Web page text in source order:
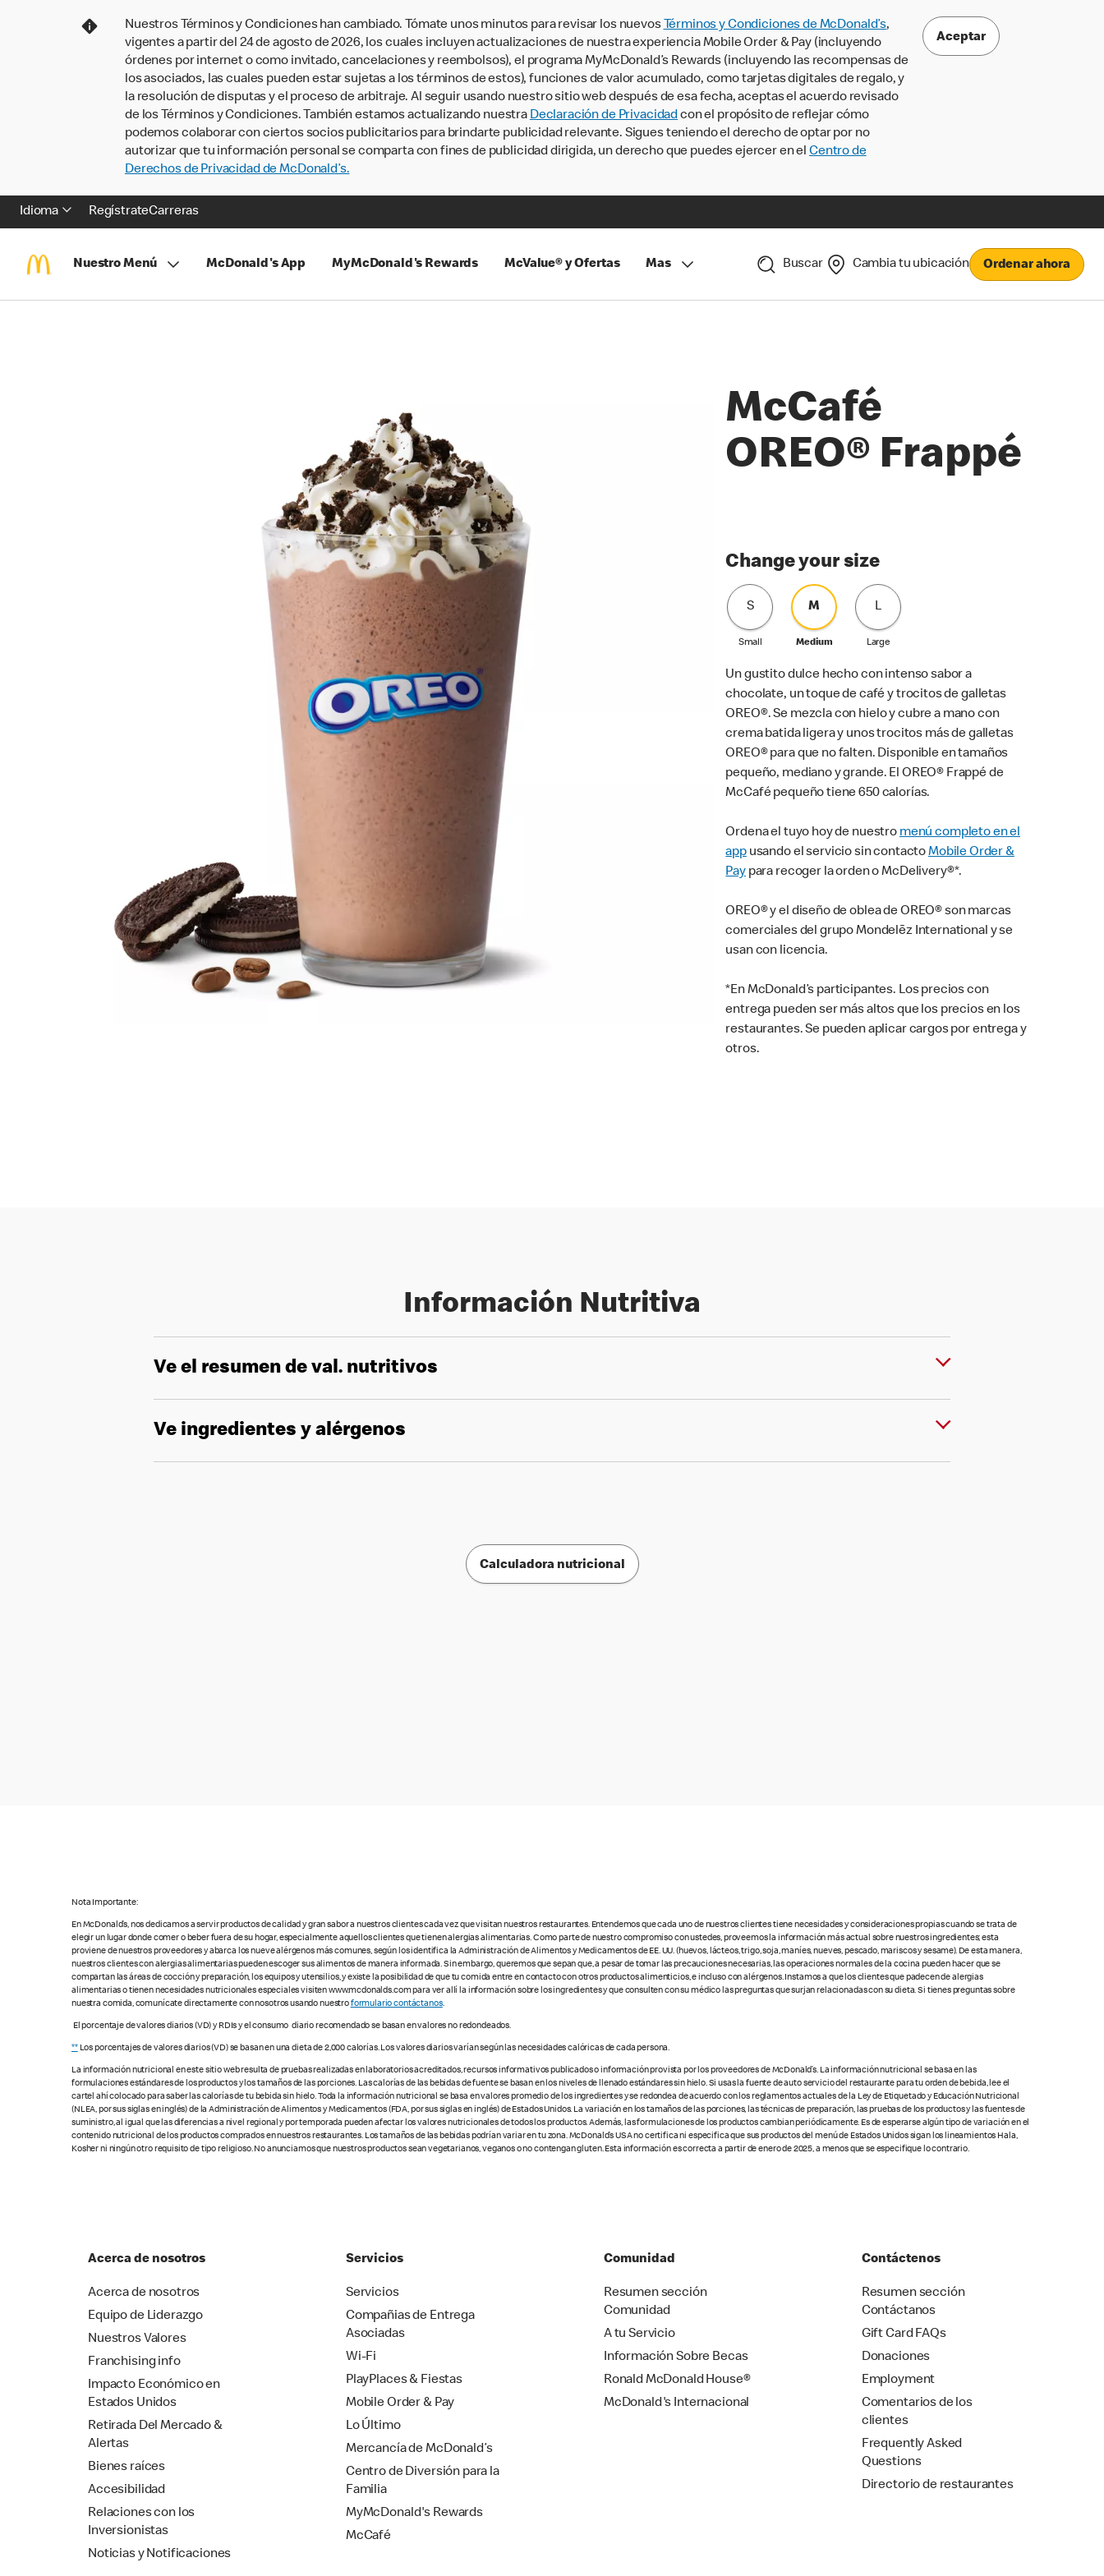
Nuestros Términos y Condiciones han cambiado. Tómate unos minutos para revisar los nuevos Términos y Condiciones de McDonald’s,
vigentes a partir del 24 de agosto de 2026, los cuales incluyen actualizaciones de nuestra experiencia Mobile Order & Pay (incluyendo
órdenes por internet o como invitado, cancelaciones y reembolsos), el programa MyMcDonald’s Rewards (incluyendo las recompensas de
los asociados, las cuales pueden estar sujetas a los términos de estos), funciones de valor acumulado, como tarjetas digitales de regalo, y
la resolución de disputas y el proceso de arbitraje. Al seguir usando nuestro sitio web después de esa fecha, aceptas el acuerdo revisado
de los Términos y Condiciones. También estamos actualizando nuestra Declaración de Privacidadcon el propósito de reflejar cómo
podemos colaborar con ciertos socios publicitarios para brindarte publicidad relevante. Sigues teniendo el derecho de optar por no
autorizar que tu información personal se comparta con fines de publicidad dirigida, un derecho que puedes ejercer en el Centro de
Derechos de Privacidad de McDonald’s.
Aceptar
Idioma RegístrateCarreras
Nuestro Menú McDonald's App MyMcDonald's Rewards McValue® y Ofertas Mas Buscar Cambia tu ubicación Ordenar ahora
McCafé
OREO® Frappé
Change your size
S
Small
M
Medium
L
Large
Un gustito dulce hecho con intenso sabor a
chocolate, un toque de café y trocitos de galletas
OREO®. Se mezcla con hielo y cubre a mano con
crema batida ligera y unos trocitos más de galletas
OREO® para que no falten. Disponible en tamaños
pequeño, mediano y grande. El OREO® Frappé de
McCafé pequeño tiene 650 calorías.
Ordena el tuyo hoy de nuestro menú completo en el
appusando el servicio sin contactoMobile Order &
Paypara recoger la orden o McDelivery®*.
OREO® y el diseño de oblea de OREO® son marcas
comerciales del grupo Mondelēz International y se
usan con licencia.
*En McDonald’s participantes. Los precios con
entrega pueden ser más altos que los precios en los
restaurantes. Se pueden aplicar cargos por entrega y
otros.
Información Nutritiva
Ve el resumen de val. nutritivos
Ve ingredientes y alérgenos
Calculadora nutricional
Nota Importante:
En McDonald’s, nos dedicamos a servir productos de calidad y gran sabor a nuestros clientes cada vez que visitan nuestros restaurantes. Entendemos que cada uno de nuestros clientes tiene necesidades y consideraciones propias cuando se trata de
elegir un lugar donde comer o beber fuera de su hogar, especialmente aquellos clientes que tienen alergias alimentarias. Como parte de nuestro compromiso con ustedes, proveemos la información más actual sobre nuestros ingredientes; esta
proviene de nuestros proveedores y abarca los nueve alérgenos más comunes, según los identifica la Administración de Alimentos y Medicamentos de EE. UU. (huevos, lácteos, trigo, soja, maníes, nueves, pescado, mariscos y sesame). De esta manera,
nuestros clientes con alergias alimentarias pueden escoger sus alimentos de manera informada. Sin embargo, queremos que sepan que, a pesar de tomar las precauciones necesarias, las operaciones normales de la cocina pueden hacer que se
compartan las áreas de cocción y preparación, los equipos y utensilios, y existe la posibilidad de que tu comida entre en contacto con otros productos alimenticios, e incluso con alérgenos. Instamos a que los clientes que padecen de alergias
alimentarias o tienen necesidades nutricionales especiales visiten www.mcdonalds.com para ver allí la información sobre los ingredientes y que consulten con su médico las preguntas que surjan relacionadas con su dieta. Si tienes preguntas sobre
nuestra comida, comunícate directamente con nosotros usando nuestroformulario contáctanos.
El porcentaje de valores diarios (VD) y RDIs y el consumo diario recomendado se basan en valores no redondeados.
**Los porcentajes de valores diarios (VD) se basan en una dieta de 2,000 calorías. Los valores diarios varían según las necesidades calóricas de cada persona.
La información nutricional en este sitio web resulta de pruebas realizadas en laboratorios acreditados, recursos informativos publicados o información provista por los proveedores de McDonald’s. La información nutricional se basa en las
formulaciones estándares de los productos y los tamaños de las porciones. Las calorías de las bebidas de fuente se basan en los niveles de llenado estándares sin hielo. Si usas la fuente de auto servicio del restaurante para tu orden de bebida, lee el
cartel ahí colocado para saber las calorías de tu bebida sin hielo. Toda la información nutricional se basa en valores promedio de los ingredientes y se redondea de acuerdo con los reglamentos actuales de la Ley de Etiquetado y Educación Nutricional
(NLEA, por sus siglas en inglés) de la Administración de Alimentos y Medicamentos (FDA, por sus siglas en inglés) de Estados Unidos. La variación en los tamaños de las porciones, las técnicas de preparación, las pruebas de los productos y las fuentes de
suministro, al igual que las diferencias a nivel regional y por temporada pueden afectar los valores nutricionales de todos los productos. Además, las formulaciones de los productos cambian periódicamente. Es de esperarse algún tipo de variación en el
contenido nutricional de los productos comprados en nuestros restaurantes. Los tamaños de las bebidas podrían variar en tu zona. McDonald’s USA no certifica ni especifica que sus productos del menú de Estados Unidos sigan los lineamientos Hala,
Kosher ni ningún otro requisito de tipo religioso. No anunciamos que nuestros productos sean vegetarianos, veganos o no contengan gluten. Esta información es correcta a partir de enero de 2025, a menos que se especifique lo contrario.
Acerca de nosotros
Acerca de nosotros
Equipo de Liderazgo
Nuestros Valores
Franchising info
Impacto Económico en
Estados Unidos
Retirada Del Mercado &
Alertas
Bienes raíces
Accesibilidad
Relaciones con los
Inversionistas
Noticias y Notificaciones
Servicios
Servicios
Compañias de Entrega
Asociadas
Wi-Fi
PlayPlaces & Fiestas
Mobile Order & Pay
Lo Último
Mercancía de McDonald’s
Centro de Diversión para la
Familia
MyMcDonald's Rewards
McCafé
Comunidad
Resumen sección
Comunidad
A tu Servicio
Información Sobre Becas
Ronald McDonald House®
McDonald's Internacional
Contáctenos
Resumen sección
Contáctanos
Gift Card FAQs
Donaciones
Employment
Comentarios de los
clientes
Frequently Asked
Questions
Directorio de restaurantes